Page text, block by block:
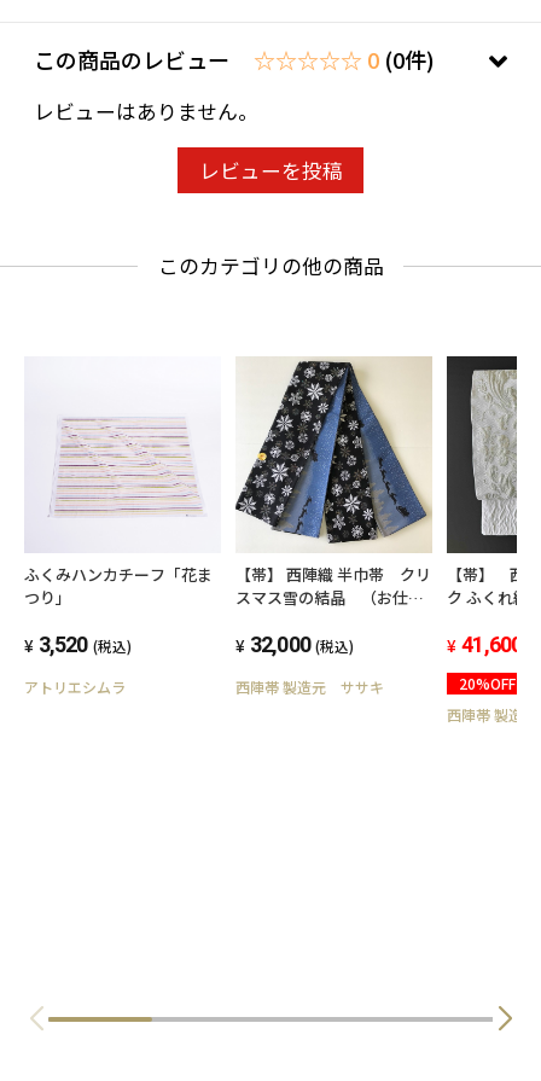
この商品のレビュー ☆☆☆☆☆ 0 (0件)
レビューはありません。
レビューを投稿
このカテゴリの他の商品
ふくみハンカチーフ「花ま
つり」
3,520 (税込)
アトリエシムラ
【帯】 西陣織 半巾帯 クリ
スマス雪の結晶 （お仕立
32,000 (税込)
西陣帯 製造元 ササキ
【帯】 西陣織
ク ふくれ織
41,600
20%OFF
西陣帯 製造